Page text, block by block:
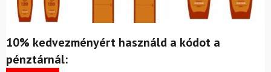
10% kedvezményért használd a kódot a
pénztárnál: